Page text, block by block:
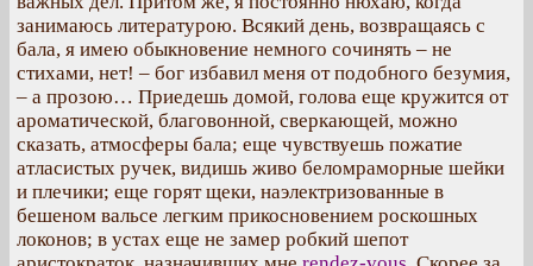
занимаюсь литературою. Всякий день, возвращаясь с
бала, я имею обыкновение немного сочинять – не
стихами, нет! – бог избавил меня от подобного безумия,
– а прозою… Приедешь домой, голова еще кружится от
ароматической, благовонной, сверкающей, можно
сказать, атмосферы бала; еще чувствуешь пожатие
атласистых ручек, видишь живо беломраморные шейки
и плечики; еще горят щеки, наэлектризованные в
бешеном вальсе легким прикосновением роскошных
локонов; в устах еще не замер робкий шепот